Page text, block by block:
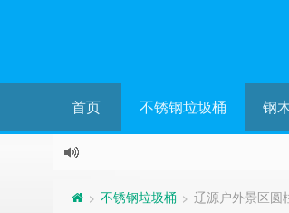
首页 不锈钢垃圾桶 钢
> 不锈钢垃圾桶 > 辽源户外景区圆